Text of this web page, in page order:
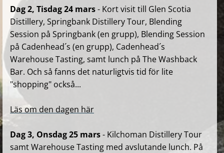
Dag 2, Tisdag 24 mars- Kort visit till Glen Scotia
Distillery, Springbank Distillery Tour, Blending
Session på Springbank (en grupp), Blending Session
på Cadenhead´s (en grupp), Cadenhead´s
Warehouse Tasting, samt lunch på The Washback
Bar. Och så fanns det naturligtvis tid för lite
"shopping" också...
Läs om den dagen här
Dag 3, Onsdag 25 mars- Kilchoman Distillery Tour
samt Warehouse Tasting med avslutande lunch. På